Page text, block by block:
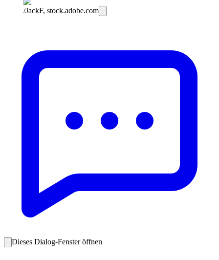
/JackF, stock.adobe.com
Dieses Dialog-Fenster öffnen